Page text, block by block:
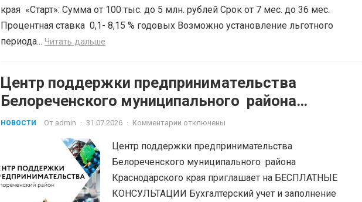
края «Старт»: Сумма от 100 тыс. до 5 млн. рублей Срок от 7 мес. до 36 мес.
Процентная ставка 0,1- 8,15 % годовых Возможно установление льготного
периода... Читать дальше
Центр поддержки предпринимательства
Белореченского муниципального района
Краснодарского края приглашает на
БЕСПЛАТНЫЕ КОНСУЛЬТАЦИИ
НОВОСТИ От admin · 31.07.2026 · Комментарии отключены
Центр поддержки предпринимательства
Белореченского муниципального района
Краснодарского края приглашает на БЕСПЛАТНЫЕ
КОНСУЛЬТАЦИИ Бухгалтерский учет и заполнение